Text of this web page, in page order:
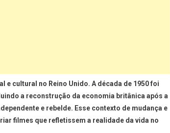
e cultural no Reino Unido. A década de 1950 foi
a reconstrução da economia britânica após a
e rebelde. Esse contexto de mudança e
filmes que refletissem a realidade da vida no